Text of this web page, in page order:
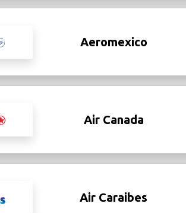
Aeromexico
Air Canada
Air Caraibes